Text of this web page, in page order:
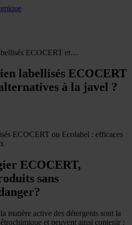
ECOCERT et…
labellisés ECOCERT
à la javel ?
ECOCERT,
sans
matière active des détergents sont la
et peuvent ainsi contenir :